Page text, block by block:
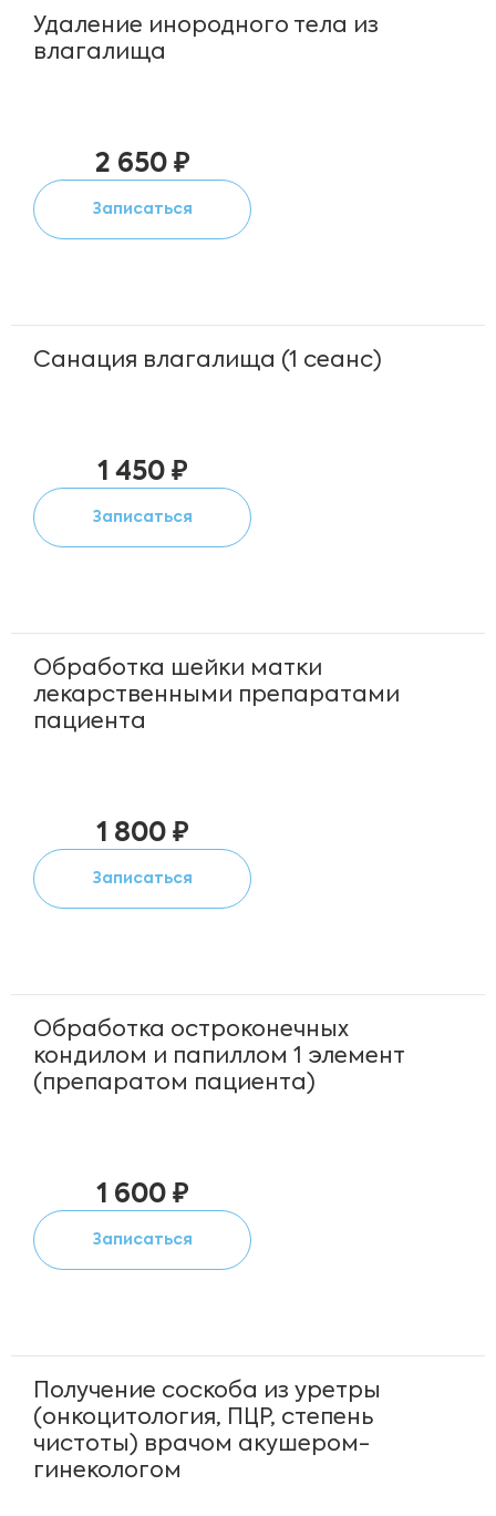
Удаление инородного тела из
влагалища
2 650 ₽
Записаться
Санация влагалища (1 сеанс)
1 450 ₽
Записаться
Обработка шейки матки
лекарственными препаратами
пациента
1 800 ₽
Записаться
Обработка остроконечных
кондилом и папиллом 1 элемент
(препаратом пациента)
1 600 ₽
Записаться
Получение соскоба из уретры
(онкоцитология, ПЦР, степень
чистоты) врачом акушером-
гинекологом